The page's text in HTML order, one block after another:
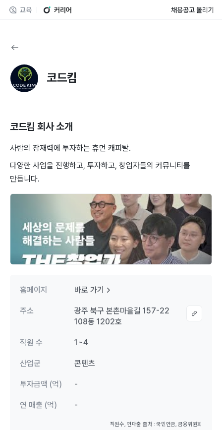
교육 커리어 채용공고 올리기
코드킴
코드킴 회사 소개
사람의 잠재력에 투자하는 휴먼 캐피탈.
다양한 사업을 진행하고, 투자하고, 창업자들의 커뮤니티를
만듭니다.
홈페이지 바로 가기
주소
광주 북구 본촌마을길 157-22
108동 1202호
직원 수 1~4
산업군 콘텐츠
투자금액 (억) -
연 매출 (억) -
직원수, 연매출 출처 : 국민연금, 금융위원회